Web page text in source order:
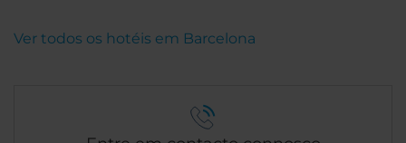
Ver todos os hotéis em Barcelona